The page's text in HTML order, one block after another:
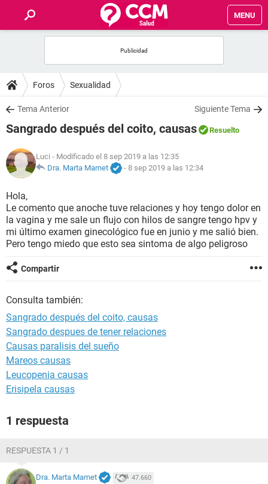
MENU
FOROS
SALUD
FAMILIA
NUTRICIÓN
BIENESTAR
SEXUALIDAD
GLOSARIO
Foros Sexualidad
Tema Anterior Siguiente Tema
Sangrado después del coito, causas Resuelto
Luci - Modificado el 8 sep 2019 a las 12:35
Dra. Marta Marnet
- 8 sep 2019 a las 12:34
Hola,
Le comento que anoche tuve relaciones y hoy tengo dolor en
la vagina y me sale un flujo con hilos de sangre tengo hpv y
mi último examen ginecológico fue en junio y me salió bien.
Pero tengo miedo que esto sea sintoma de algo peligroso
Compartir
Consulta también:
Sangrado después del coito, causas
Sangrado despues de tener relaciones
Causas paralisis del sueño
Mareos causas
Leucopenia causas
Erisipela causas
1 respuesta
RESPUESTA 1 / 1
Dra. Marta Marnet 47.660